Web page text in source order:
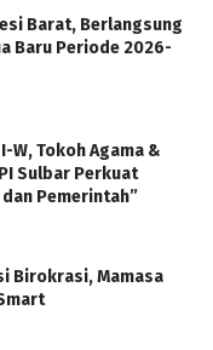
Barat, Berlangsung
Baru Periode 2026-
W, Tokoh Agama &
Sulbar Perkuat
Pemerintah”
Birokrasi, Mamasa